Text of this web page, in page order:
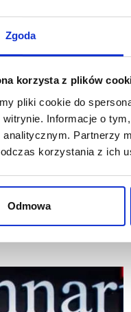
Zgoda
korzysta z plików
pliki cookie do
witrynie. Informacje o
analitycznym. Partnerzy
korzystania z ich
Odmowa